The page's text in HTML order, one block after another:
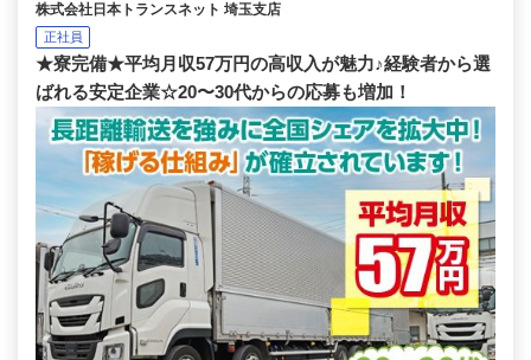
株式会社日本トランスネット 埼玉支店
正社員
★寮完備★平均月収57万円の高収入が魅力♪経験者から選
ばれる安定企業☆20〜30代からの応募も増加！